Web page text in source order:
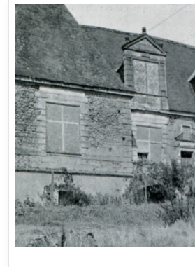
d’environ deux toises, artifice
simule deux pavillons et donne
logis ; celle du milieu sert de
descend par un double perron
étagés qui atteignent à une
long de l’Indre.Honoré de
vallée